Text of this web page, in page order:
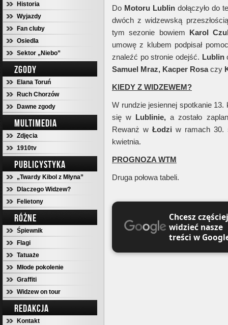
Historia
Wyjazdy
Fan cluby
Osiedla
Sektor „Niebo”
ZGODY
Elana Toruń
Ruch Chorzów
Dawne zgody
MULTIMEDIA
Zdjęcia
1910tv
PUBLICYSTYKA
„Twardy Kibol z Młyna”
Dlaczego Widzew?
Felietony
RÓŻNE
Śpiewnik
Flagi
Tatuaże
Młode pokolenie
Graffiti
Widzew on tour
REDAKCJA
Kontakt
Do Motoru Lublin dołączyło do
dwóch z widzewską
tym sezonie bowiem Karol
umowę z klubem podpisał
znaleźć po stronie odejść. Lublin
Samuel Mraz, Kacper Rosaczy
KIEDY Z WIDZEWEM?
W rundzie jesiennej spotkanie
się w Lublinie, a zostało
Rewanż w Łodzi w ramach 30.
kwietnia.
PROGNOZA WTM
Druga połowa tabeli.
Chcesz częściej
widzieć nasze
treści w